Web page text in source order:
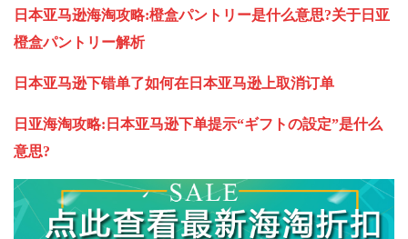
日本亚马逊海淘攻略:橙盒パントリー是什么意思?关于日亚
橙盒パントリー解析
日本亚马逊下错单了如何在日本亚马逊上取消订单
日亚海淘攻略:日本亚马逊下单提示“ギフトの設定”是什么
意思?